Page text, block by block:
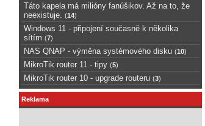
Táto kapela má milióny fanúšikov. Až na to, že
neexistuje.
(14)
Windows 11 - připojení současně k několika
sítím (7)
NAS QNAP - výměna systémového disku (10)
MikroTik router 11 - tipy (5)
MikroTik router 10 - upgrade routeru (3)
Reklama